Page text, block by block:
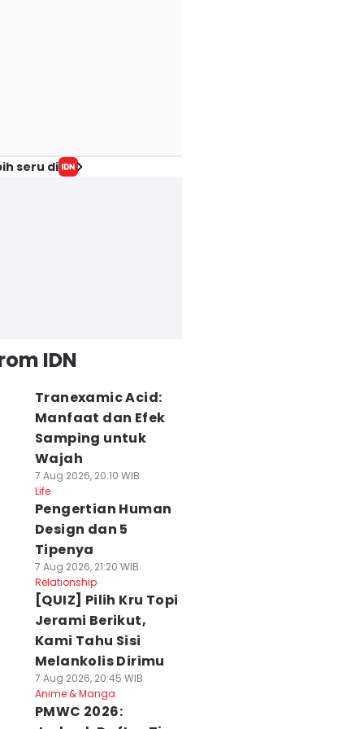
seru di
IDN
Tranexamic Acid:
Manfaat dan Efek
Samping untuk
Wajah
7 Aug 2026, 20:10 WIB
Life
Pengertian Human
Design dan 5
Tipenya
7 Aug 2026, 21:20 WIB
Relationship
[QUIZ] Pilih Kru Topi
Jerami Berikut,
Kami Tahu Sisi
Melankolis Dirimu
7 Aug 2026, 20:45 WIB
Anime & Manga
PMWC 2026: